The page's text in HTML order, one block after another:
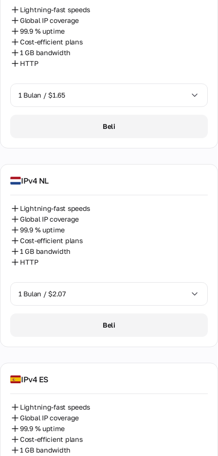
Lightning-fast speeds
Global IP coverage
99.9 % uptime
Cost-efficient plans
1 GB bandwidth
HTTP
1 Bulan / $1.65
Beli
IPv4 NL
Lightning-fast speeds
Global IP coverage
99.9 % uptime
Cost-efficient plans
1 GB bandwidth
HTTP
1 Bulan / $2.07
Beli
IPv4 ES
Lightning-fast speeds
Global IP coverage
99.9 % uptime
Cost-efficient plans
1 GB bandwidth